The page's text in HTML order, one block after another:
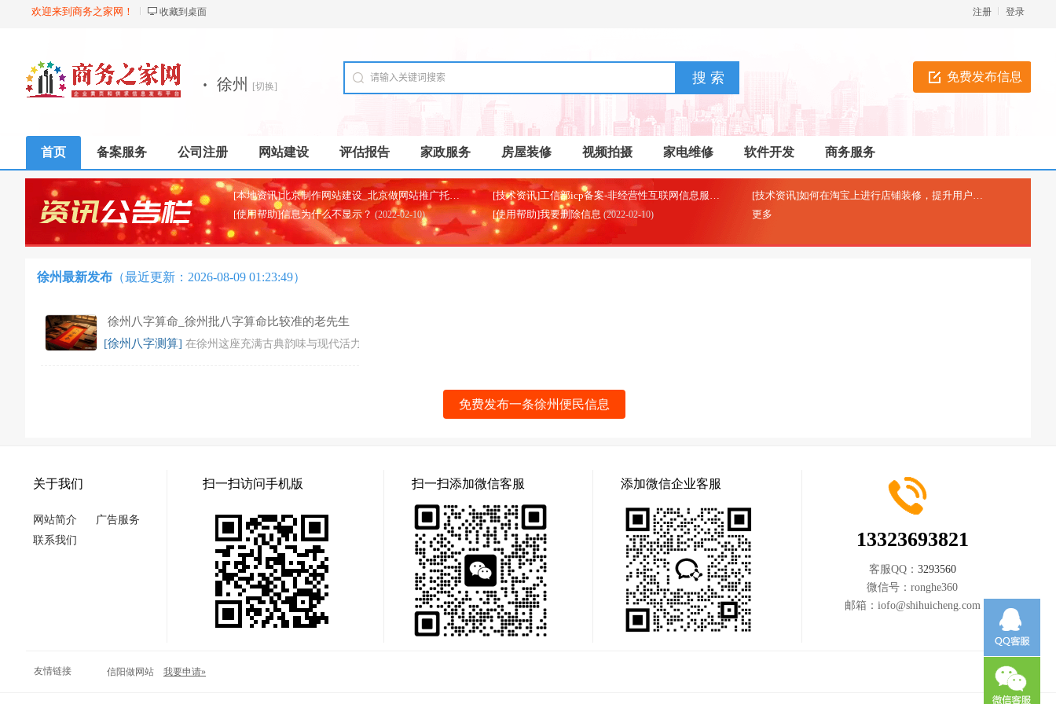
欢迎来到商务之家网！ 收藏到桌面 登录
注册
免费发布信息
· 徐州 [切换]
首页 备案服务 公司注册 网站建设 评估报告 家政服务 房屋装修 视频拍摄 家电维修 软件开发 商务服务
[本地资讯]北京制作网站建设_北京做网站推广托管代运营的公司 (2025-07-03) [技术资讯]工信部icp备案-非经营性互联网信息服务备案 (2025-04-26) [技术资讯]如何在淘宝上进行店铺装修，提升用户购物体验？
[使用帮助]信息为什么不显示？ (2022-02-10) [使用帮助]我要删除信息 (2022-02-10) 更多
徐州最新发布 （最近更新：2026-08-09 01:23:49）
徐州八字算命_徐州批八字算命比较准的老先生
[徐州八字测算] 在徐州这座充满古典韵味与现代活力的城市，八字算命作为
免费发布一条徐州便民信息
关于我们
网站简介
广告服务
联系我们
扫一扫访问手机版 扫一扫添加微信客服 添加微信企业客服
13323693821
客服QQ： 3293560
微信号： ronghe360
邮箱： iofo@shihuicheng.com
友情链接 信阳做网站 我要申请»